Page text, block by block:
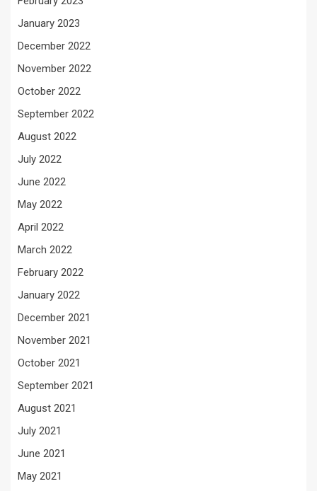
January 2023
December 2022
November 2022
October 2022
September 2022
August 2022
July 2022
June 2022
May 2022
April 2022
March 2022
February 2022
January 2022
December 2021
November 2021
October 2021
September 2021
August 2021
July 2021
June 2021
May 2021